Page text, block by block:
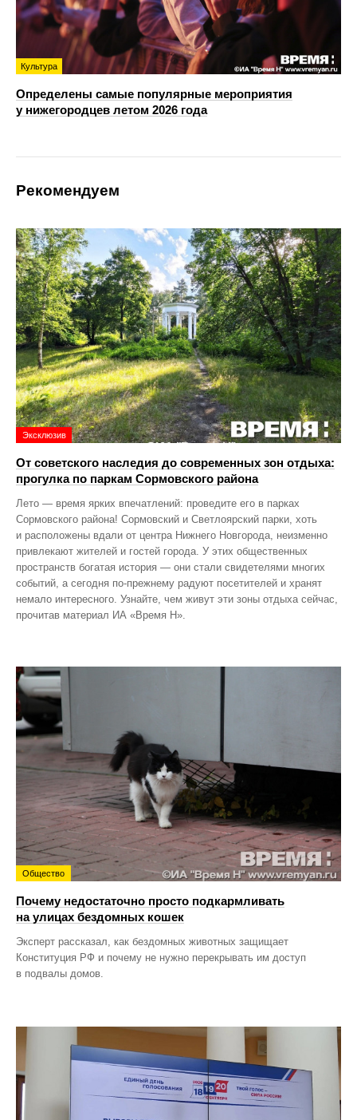
Культура
Определены самые популярные мероприятия
у нижегородцев летом 2026 года
Рекомендуем
Эксклюзив
От советского наследия до современных зон отдыха:
прогулка по паркам Сормовского района
Лето — время ярких впечатлений: проведите его в парках
Сормовского района! Сормовский и Светлоярский парки, хоть
и расположены вдали от центра Нижнего Новгорода, неизменно
привлекают жителей и гостей города. У этих общественных
пространств богатая история — они стали свидетелями многих
событий, а сегодня по‑прежнему радуют посетителей и хранят
немало интересного. Узнайте, чем живут эти зоны отдыха сейчас,
прочитав материал ИА «Время Н».
Общество
Почему недостаточно просто подкармливать
на улицах бездомных кошек
Эксперт рассказал, как бездомных животных защищает
Конституция РФ и почему не нужно перекрывать им доступ
в подвалы домов.